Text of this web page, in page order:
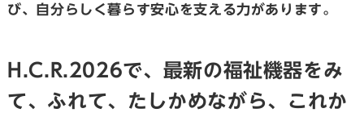
び、自分らしく暮らす安心を支える力があります。
H.C.R.2026で、最新の福祉機器をみ
て、ふれて、たしかめながら、これか